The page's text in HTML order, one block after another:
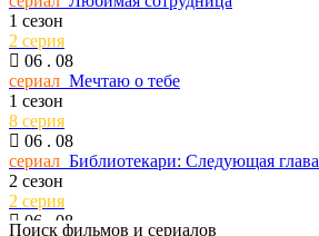
1 сезон
2 серия
06 . 08
сериал Мечтаю о тебе
1 сезон
8 серия
06 . 08
сериал Библиотекари: Следующая глава
2 сезон
2 серия
06 . 08
Поиск фильмов и сериалов